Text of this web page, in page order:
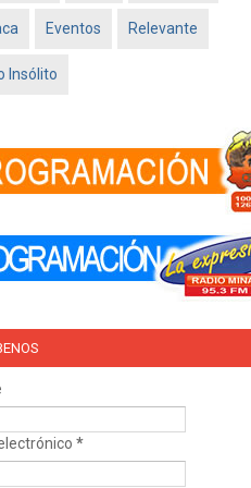
Eventos Relevante
Insólito
*